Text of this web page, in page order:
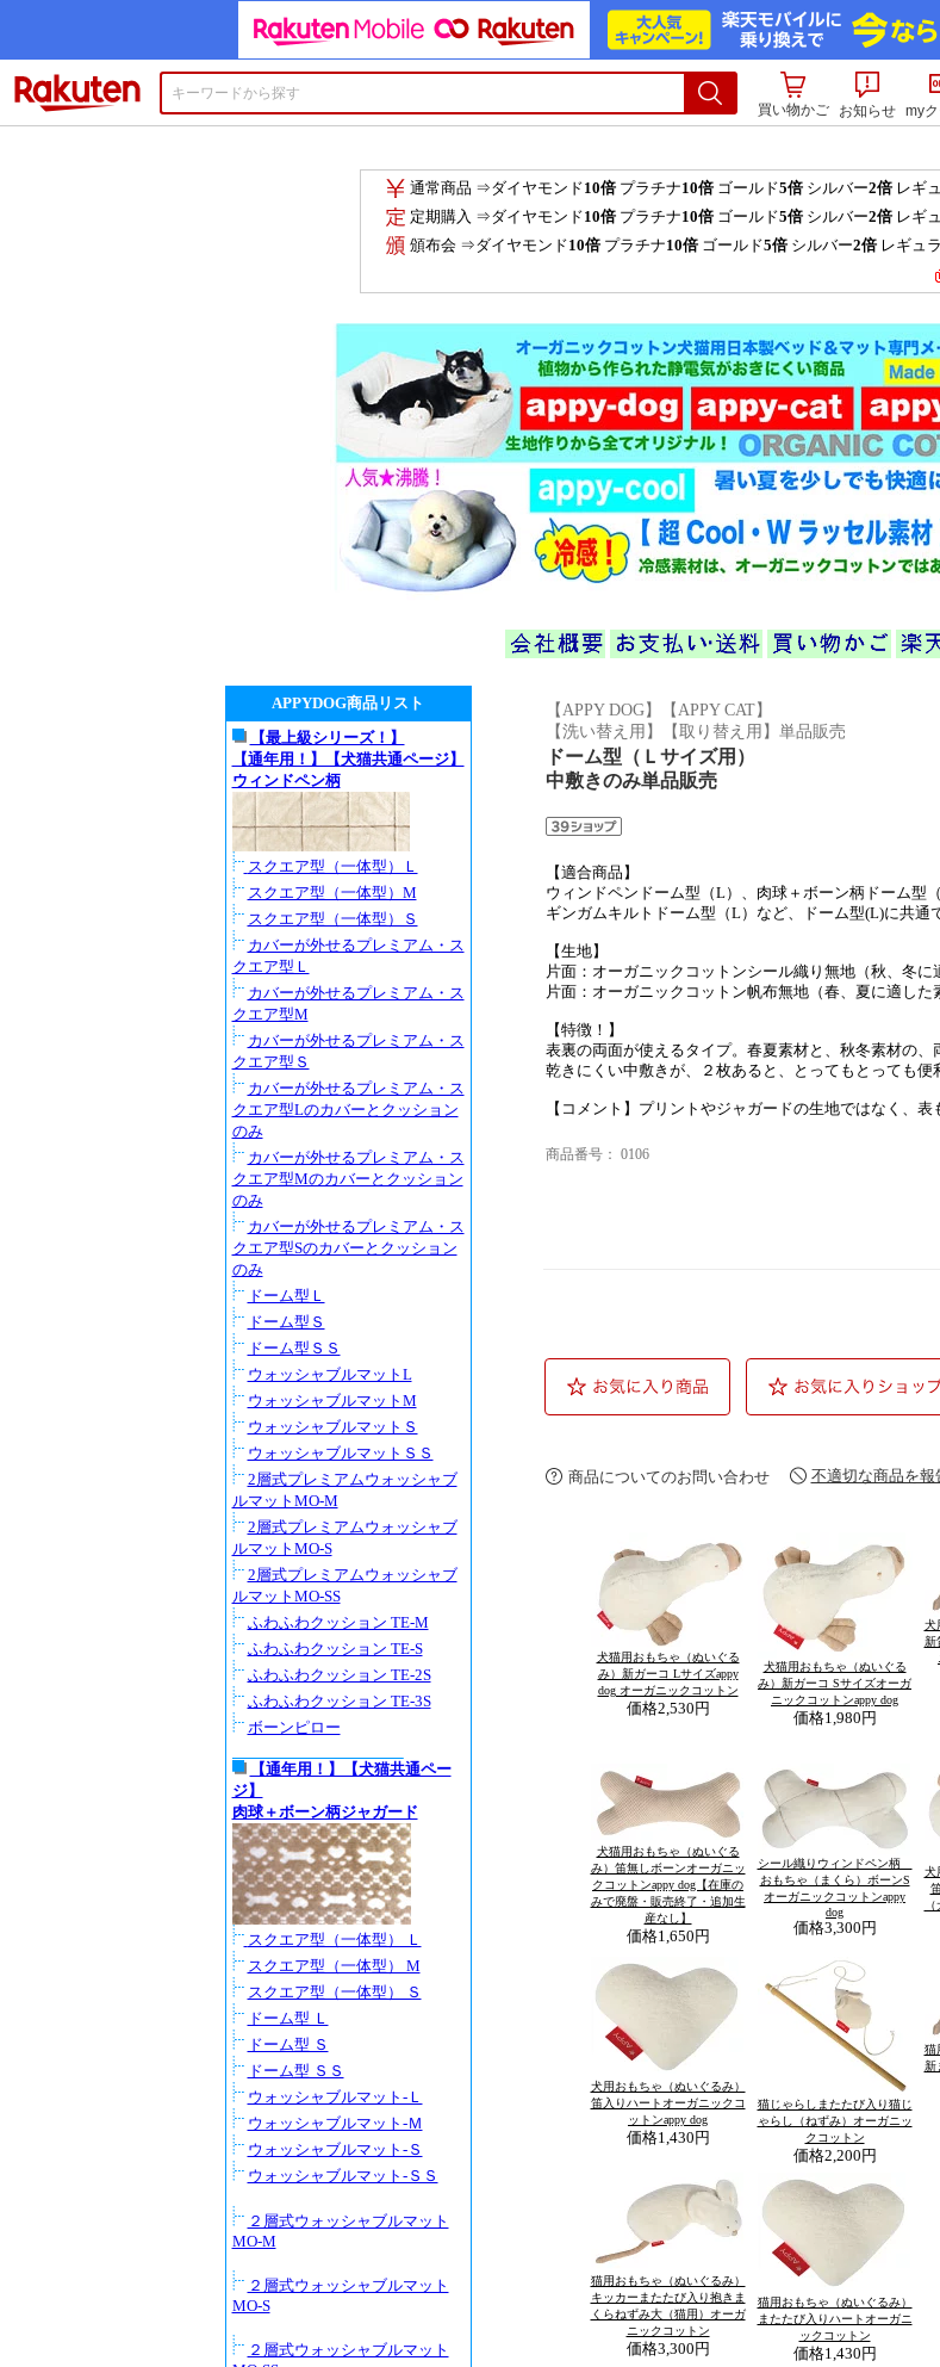
買い物かご
お知らせ my
通常商品 ⇒ダイヤモンド10倍プラチナ10倍ゴールド5倍シルバー2倍レギ
定期購入 ⇒ダイヤモンド10倍プラチナ10倍ゴールド5倍シルバー2倍レギ
頒布会 ⇒ダイヤモンド10倍プラチナ10倍ゴールド5倍シルバー2倍レギュ
APPYDOG商品リスト
【最上級シリーズ！】
【通年用！】【犬猫共通ページ】
ウィンドペン柄
スクエア型（一体型）Ｌ
スクエア型（一体型）M
スクエア型（一体型）Ｓ
カバーが外せるプレミアム・ス
クエア型Ｌ
カバーが外せるプレミアム・ス
クエア型M
カバーが外せるプレミアム・ス
クエア型Ｓ
カバーが外せるプレミアム・ス
クエア型Lのカバーとクッション
のみ
カバーが外せるプレミアム・ス
クエア型Mのカバーとクッション
のみ
カバーが外せるプレミアム・ス
クエア型Sのカバーとクッション
のみ
ドーム型Ｌ
ドーム型Ｓ
ドーム型ＳＳ
ウォッシャブルマットL
ウォッシャブルマットM
ウォッシャブルマットＳ
ウォッシャブルマットＳＳ
2層式プレミアムウォッシャブ
ルマットMO-M
2層式プレミアムウォッシャブ
ルマットMO-S
2層式プレミアムウォッシャブ
ルマットMO-SS
ふわふわクッション TE-M
ふわふわクッション TE-S
ふわふわクッション TE-2S
ふわふわクッション TE-3S
ボーンピロー
【通年用！】【犬猫共通ペー
ジ】
肉球＋ボーン柄ジャガード
スクエア型（一体型） Ｌ
スクエア型（一体型） M
スクエア型（一体型） Ｓ
ドーム型 Ｌ
ドーム型 Ｓ
ドーム型 ＳＳ
ウォッシャブルマット-Ｌ
ウォッシャブルマット-Ｍ
ウォッシャブルマット-Ｓ
ウォッシャブルマット-ＳＳ
２層式ウォッシャブルマット
MO-M
２層式ウォッシャブルマット
MO-S
２層式ウォッシャブルマット
【APPY DOG】【APPY CAT】
【洗い替え用】【取り替え用】単品販売
ドーム型（Ｌサイズ用）
中敷きのみ単品販売
【適合商品】
ウィンドペンドーム型（L）、肉球＋ボーン柄ドーム型
ギンガムキルトドーム型（L）など、ドーム型(L)に共通
【生地】
片面：オーガニックコットンシール織り無地（秋、冬に
片面：オーガニックコットン帆布無地（春、夏に適した
【特徴！】
表裏の両面が使えるタイプ。春夏素材と、秋冬素材の、
乾きにくい中敷きが、２枚あると、とってもとっても便
【コメント】プリントやジャガードの生地ではなく、
商品番号： 0106
商品についてのお問い合わせ 不適切な商品を報
犬猫用おもちゃ（ぬいぐる
み）新ガーコ Lサイズappy
dog オーガニックコットン
価格2,530円
犬猫用おもちゃ（ぬいぐる
み）新ガーコ Sサイズオーガ
ニックコットンappy dog
価格1,980円
犬
新
犬猫用おもちゃ（ぬいぐる
み）笛無しボーンオーガニッ
クコットンappy dog【在庫の
みで廃盤・販売終了・追加生
産なし】
価格1,650円
シール織りウィンドペン柄
おもちゃ（まくら）ボーンS
オーガニックコットンappy
dog
価格3,300円
犬
犬用おもちゃ（ぬいぐるみ）
笛入りハートオーガニックコ
ットンappy dog
価格1,430円
猫じゃらしまたたび入り猫じ
ゃらし（ねずみ）オーガニッ
クコットン
価格2,200円
猫
新
猫用おもちゃ（ぬいぐるみ）
キッカーまたたび入り抱きま
くらねずみ大（猫用）オーガ
ニックコットン
価格3,300円
猫用おもちゃ（ぬいぐるみ）
またたび入りハートオーガニ
ックコットン
価格1,430円